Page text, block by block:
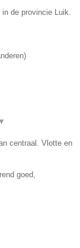
de provincie Luik.
)
▼
centraal. Vlotte en
goed,